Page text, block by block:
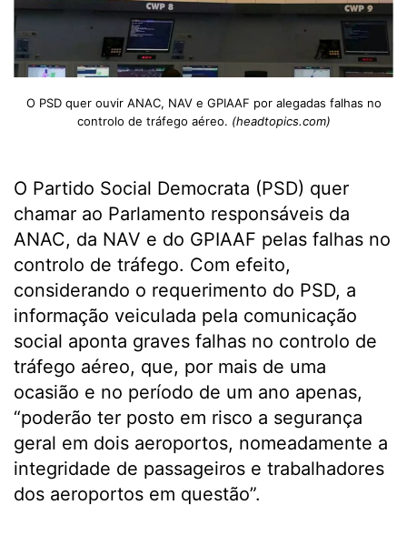
O PSD quer ouvir ANAC, NAV e GPIAAF por alegadas falhas no
controlo de tráfego aéreo. (headtopics.com)
O Partido Social Democrata (PSD) quer
chamar ao Parlamento responsáveis da
ANAC, da NAV e do GPIAAF pelas falhas no
controlo de tráfego. Com efeito,
considerando o requerimento do PSD, a
informação veiculada pela comunicação
social aponta graves falhas no controlo de
tráfego aéreo, que, por mais de uma
ocasião e no período de um ano apenas,
“poderão ter posto em risco a segurança
geral em dois aeroportos, nomeadamente a
integridade de passageiros e trabalhadores
dos aeroportos em questão”.